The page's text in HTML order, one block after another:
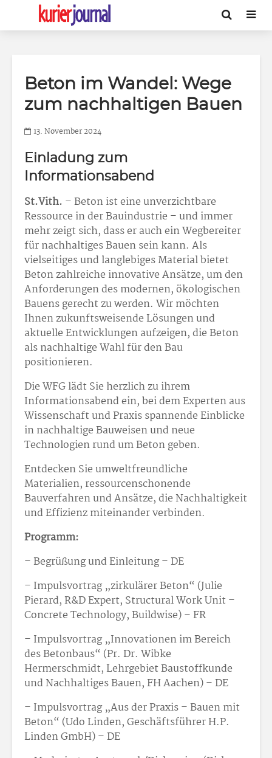
Beton im Wandel: Wege
zum nachhaltigen Bauen
13. November 2024
Einladung zum
Informationsabend
St.Vith. – Beton ist eine unverzichtbare
Ressource in der Bauindustrie – und immer
mehr zeigt sich, dass er auch ein Wegbereiter
für nachhaltiges Bauen sein kann. Als
vielseitiges und langlebiges Material bietet
Beton zahlreiche innovative Ansätze, um den
Anforderungen des modernen, ökologischen
Bauens gerecht zu werden. Wir möchten
Ihnen zukunftsweisende Lösungen und
aktuelle Entwicklungen aufzeigen, die Beton
als nachhaltige Wahl für den Bau
positionieren.
Die WFG lädt Sie herzlich zu ihrem
Informationsabend ein, bei dem Experten aus
Wissenschaft und Praxis spannende Einblicke
in nachhaltige Bauweisen und neue
Technologien rund um Beton geben.
Entdecken Sie umweltfreundliche
Materialien, ressourcenschonende
Bauverfahren und Ansätze, die Nachhaltigkeit
und Effizienz miteinander verbinden.
Programm:
– Begrüßung und Einleitung – DE
– Impulsvortrag „zirkulärer Beton“ (Julie
Pierard, R&D Expert, Structural Work Unit –
Concrete Technology, Buildwise) – FR
– Impulsvortrag „Innovationen im Bereich
des Betonbaus“ (Pr. Dr. Wibke
Hermerschmidt, Lehrgebiet Baustoffkunde
und Nachhaltiges Bauen, FH Aachen) – DE
– Impulsvortrag „Aus der Praxis – Bauen mit
Beton“ (Udo Linden, Geschäftsführer H.P.
Linden GmbH) – DE